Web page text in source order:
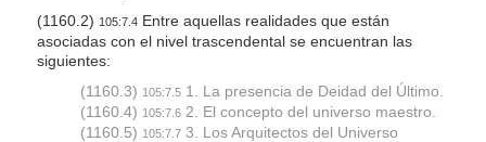
(1160.2) 105:7.4Entre aquellas realidades que están
asociadas con el nivel trascendental se encuentran las
siguientes:
(1160.3) 105:7.51. La presencia de Deidad del Último.
(1160.4) 105:7.62. El concepto del universo maestro.
(1160.5) 105:7.73. Los Arquitectos del Universo